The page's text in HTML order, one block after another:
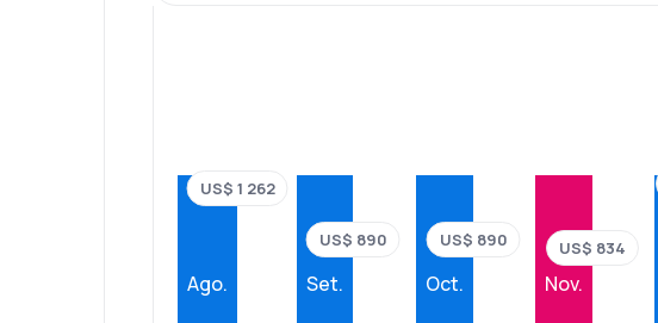
Ago.
US$ 1 262
Set.
US$ 890
Oct.
US$ 890
Nov.
US$ 834